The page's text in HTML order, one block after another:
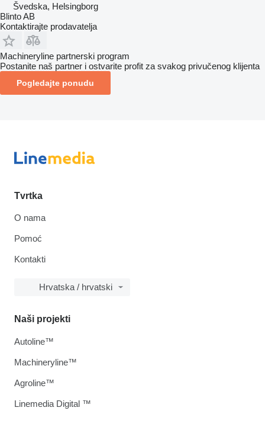
Švedska, Helsingborg
Blinto AB
Kontaktirajte prodavatelja
Machineryline partnerski program
Postanite naš partner i ostvarite profit za svakog privučenog klijenta
Pogledajte ponudu
Tvrtka
O nama
Pomoć
Kontakti
Hrvatska / hrvatski
Naši projekti
Autoline™
Machineryline™
Agroline™
Linemedia Digital ™